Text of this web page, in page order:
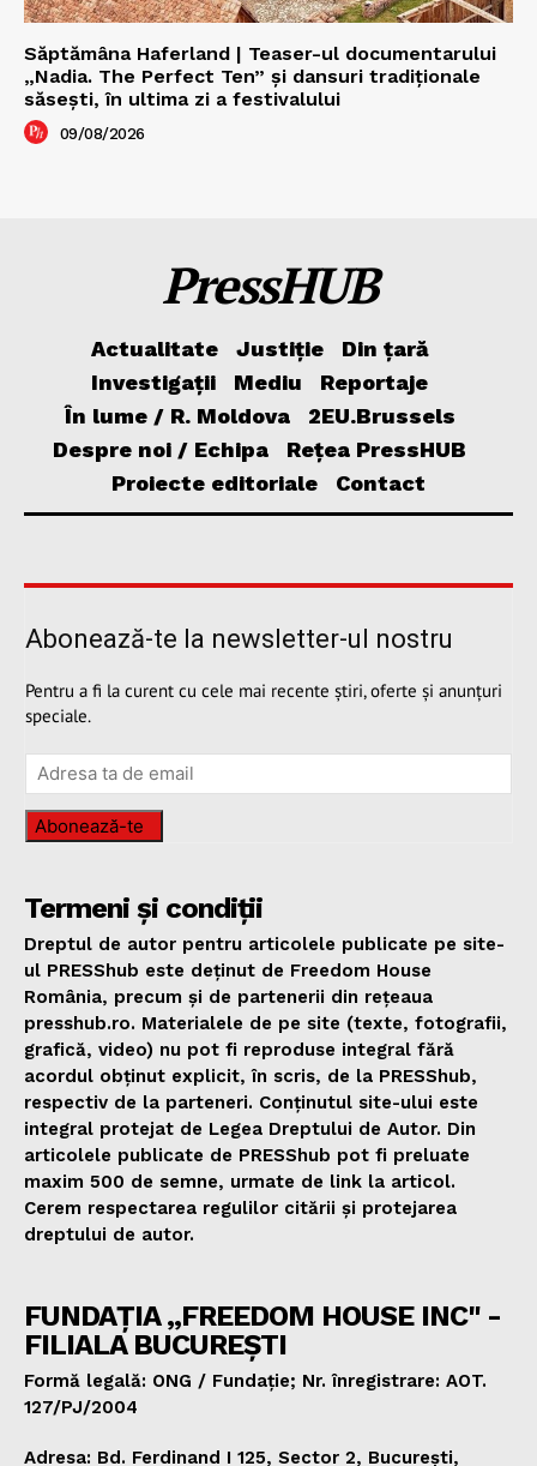
Săptămâna Haferland | Teaser-ul documentarului
„Nadia. The Perfect Ten” şi dansuri tradiţionale
săseşti, în ultima zi a festivalului
09/08/2026
PressHUB
Actualitate Justiție
Din țară
Investigații
Mediu
Reportaje
În lume / R. Moldova
2EU.Brussels
Despre noi / Echipa
Rețea PressHUB
Proiecte editoriale
Contact
Abonează-te la newsletter-ul nostru
Pentru a fi la curent cu cele mai recente știri, oferte și anunțuri
speciale.
Abonează-te
Termeni și condiții
Dreptul de autor pentru articolele publicate pe site-
ul PRESShub este deținut de Freedom House
România, precum și de partenerii din rețeaua
presshub.ro. Materialele de pe site (texte, fotografii,
grafică, video) nu pot fi reproduse integral fără
acordul obținut explicit, în scris, de la PRESShub,
respectiv de la parteneri. Conținutul site-ului este
integral protejat de Legea Dreptului de Autor. Din
articolele publicate de PRESShub pot fi preluate
maxim 500 de semne, urmate de link la articol.
Cerem respectarea regulilor citării și protejarea
dreptului de autor.
FUNDAȚIA „FREEDOM HOUSE INC" -
FILIALA BUCUREȘTI
Formă legală: ONG / Fundație; Nr. înregistrare: AOT.
127/PJ/2004
Adresa: Bd. Ferdinand I 125, Sector 2, București,